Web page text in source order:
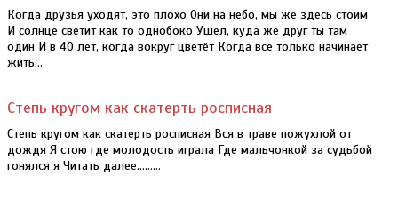
Когда друзья уходят, это плохо Они на небо, мы же здесь стоим
И солнце светит как то однобоко Ушел, куда же друг ты там
один И в 40 лет, когда вокруг цветёт Когда все только начинает
жить...
Степь кругом как скатерть росписная
Степь кругом как скатерть росписная Вся в траве пожухлой от
дождя Я стою где молодость играла Где мальчонкой за судьбой
гонялся я Читать далее.........